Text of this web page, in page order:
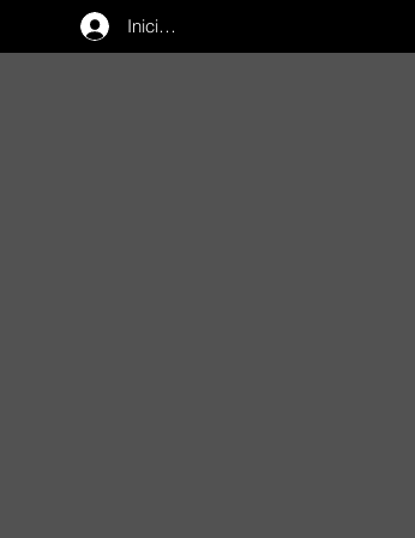
Iniciar sesión